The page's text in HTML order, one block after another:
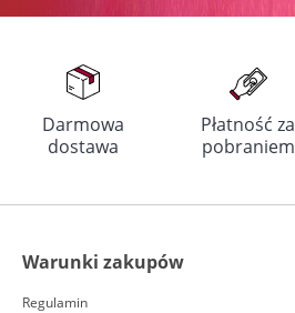
Darmowa
dostawa
Płatność za
pobraniem
Warunki zakupów
Regulamin